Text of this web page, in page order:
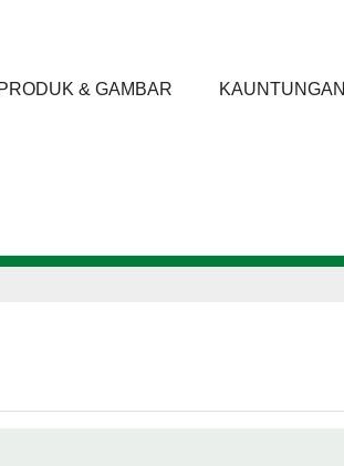
PRODUK & GAMBAR KAUNTUNGAN